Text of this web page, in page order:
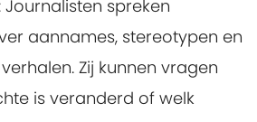
Journalisten spreken
aannames, stereotypen en
Zij kunnen vragen
is veranderd of welk